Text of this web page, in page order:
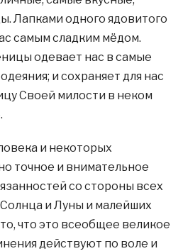
Лапками одного ядовитого
самым сладким мёдом.
одевает нас в самые
и сохраняет для нас
Своей милости в неком
и некоторых
точное и внимательное
со стороны всех
и Луны и малейших
что это всеобщее великое
действуют по воле и